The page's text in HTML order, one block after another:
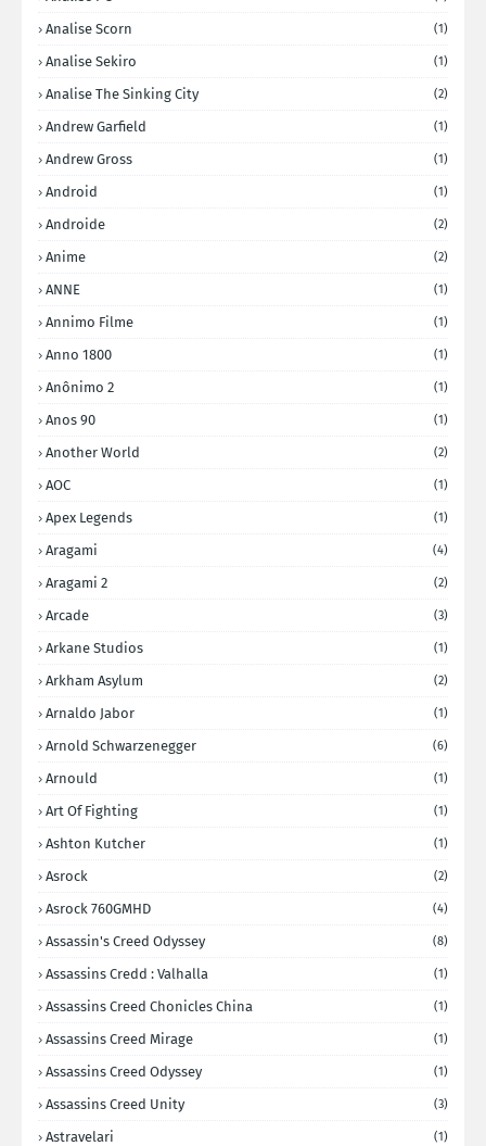
Analise Scorn (1)
Analise Sekiro (1)
Analise The Sinking City (2)
Andrew Garfield (1)
Andrew Gross (1)
Android (1)
Androide (2)
Anime (2)
ANNE (1)
Annimo Filme (1)
Anno 1800 (1)
Anônimo 2 (1)
Anos 90 (1)
Another World (2)
AOC (1)
Apex Legends (1)
Aragami (4)
Aragami 2 (2)
Arcade (3)
Arkane Studios (1)
Arkham Asylum (2)
Arnaldo Jabor (1)
Arnold Schwarzenegger (6)
Arnould (1)
Art Of Fighting (1)
Ashton Kutcher (1)
Asrock (2)
Asrock 760GMHD (4)
Assassin's Creed Odyssey (8)
Assassins Credd : Valhalla (1)
Assassins Creed Chonicles China (1)
Assassins Creed Mirage (1)
Assassins Creed Odyssey (1)
Assassins Creed Unity (3)
Astravelari (1)